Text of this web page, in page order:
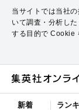
当サイトでは当社
いて調査・分析し
する目的で Cookie
新着 ラン